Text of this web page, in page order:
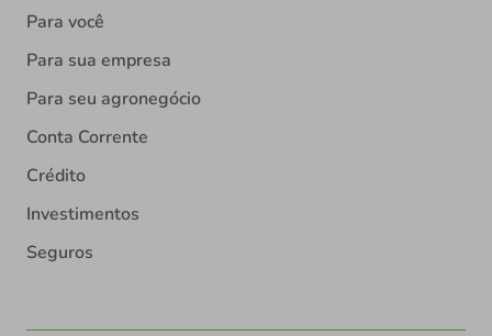
Para você
Para sua empresa
Para seu agronegócio
Conta Corrente
Crédito
Investimentos
Seguros